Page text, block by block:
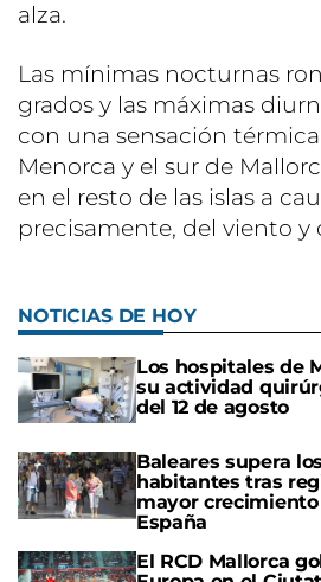
alza.
Las mínimas nocturnas
grados y las máximas
con una sensación térmica
Menorca y el sur de
en el resto de las islas a
precisamente, del viento y
NOTICIAS DE HOY
Los hospitales de
su actividad
del 12 de agosto
Baleares supera
habitantes tras
mayor
España
El RCD Mallorca